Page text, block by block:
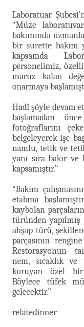
Laboratuar
“Müze
bakımında
bir surette bakım
kapsamda
personelimiz,
maruz kalan
onarmaya
Hadî şöyle devam
başlamadan
fotoğraflarını
belgeleyerek işe
namlu, tetik ve
yanı sıra bakır
kapsamıştır.”
“Bakım
etabına
kaybolan
türünden yapılmış
ahşap türü,
parçasının
Restorasyonun
nem, sıcaklık
koruyan özel bir
Böylece tüfek
gelecektir.”
relatedinner